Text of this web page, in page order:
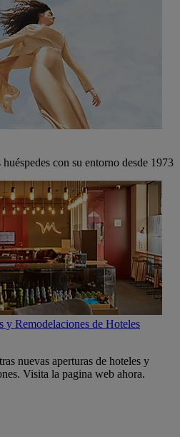
con su entorno desde 1973
y Remodelaciones de Hoteles
nuevas aperturas de hoteles y
Visita la pagina web ahora.